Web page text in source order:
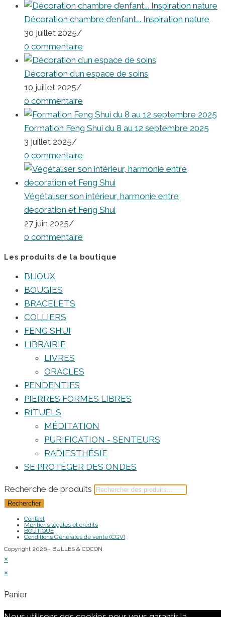
Décoration chambre d’enfant…. Inspiration nature
30 juillet 2025/
0 commentaire
Décoration d’un espace de soins
10 juillet 2025/
0 commentaire
Formation Feng Shui du 8 au 12 septembre 2025
3 juillet 2025/
0 commentaire
Végétaliser son intérieur, harmonie entre
décoration et Feng Shui
27 juin 2025/
0 commentaire
Les produits de la boutique
BIJOUX
BOUGIES
BRACELETS
COLLIERS
FENG SHUI
LIBRAIRIE
LIVRES
ORACLES
PENDENTIFS
PIERRES FORMES LIBRES
RITUELS
MÉDITATION
PURIFICATION - SENTEURS
RADIESTHÉSIE
SE PROTÉGER DES ONDES
Recherche de produits
Rechercher
Contact
Mentions légales et crédits
BOUTIQUE
Conditions Générales de vente (CGV)
Copyright 2026 - BULLES & COCON
×
×
Panier